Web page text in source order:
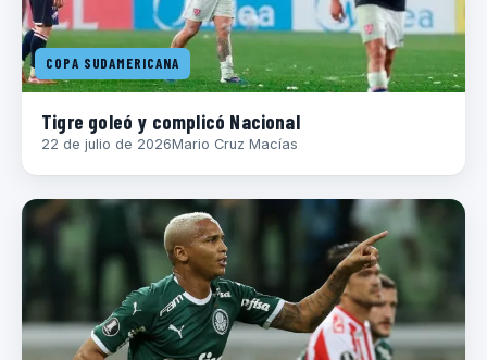
COPA SUDAMERICANA
Tigre goleó y complicó Nacional
22 de julio de 2026Mario Cruz Macías